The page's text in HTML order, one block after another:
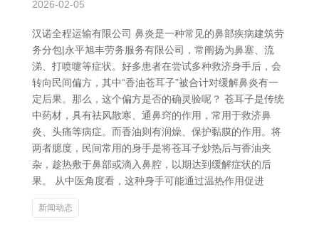
2026-02-05
汉诺全程运输有限公司 鼻炎是一种常见的鼻部疾病建筑劳
务分包|永平旭丰劳务服务有限公司，常阐扬为鼻塞、流
涕、打喷嚏等症状。好多患者在尝试多种救济身手后，会
转向民间偏方，其中“香油苍耳子”被合计对缓解鼻炎有一
定后果。那么，这个偏方是否的确灵验呢？ 苍耳子是传统
中药材，具有祛风散寒、通鼻窍的作用，常用于救济鼻
炎、头痛等病症。而香油则有润燥、保护黏膜的作用。将
两者臆度，民间常用的身手是将苍耳子炒热后与香油夹
杂，趁热敷于鼻部或滴入鼻腔，以期达到缓解症状的后
果。 从中医角度看，这种身手可能通过温热作用促进
新闻动态